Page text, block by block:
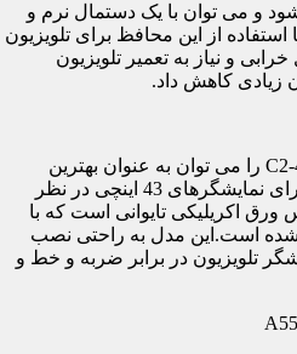
و می توان با یک دستمال نرم و
از این محافظ برای تلویزیون
و نیاز به تعمیر تلویزیون
زیادی کاهش داد.
محافظ صفحه تلویزیون مدل C2-43 را می توان به عنوان بهترین
مارک محافظ صفحه تلویزیون برای نمایشگرهای 43 اینچی در نظر
اکریلیکی تایوانی است که با
است.این مدل به راحتی نصب
تلویزیون در برابر ضربه و خط و